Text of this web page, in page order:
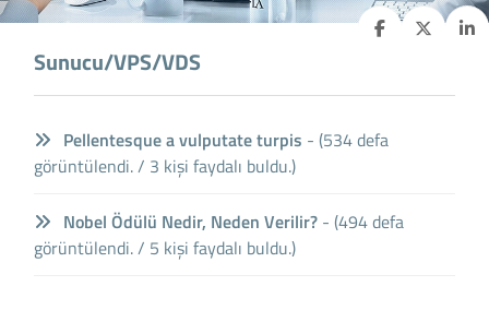
Sunucu/VPS/VDS
Pellentesque a vulputate turpis - (534 defa
görüntülendi. / 3 kişi faydalı buldu.)
Nobel Ödülü Nedir, Neden Verilir? - (494 defa
görüntülendi. / 5 kişi faydalı buldu.)